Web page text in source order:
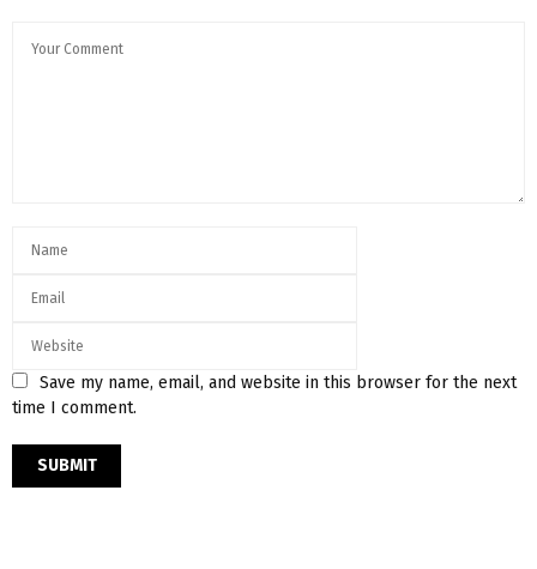
Save my name, email, and website in this browser for the next
time I comment.